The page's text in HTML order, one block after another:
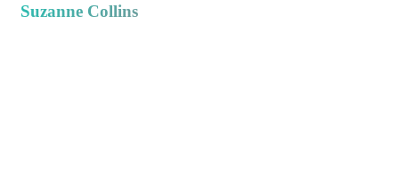
Suzanne Collins